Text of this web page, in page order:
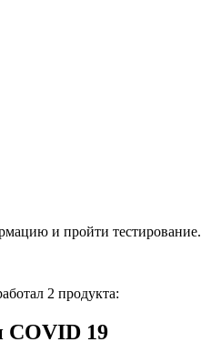
и пройти тестирование.
2 продукта:
COVID 19